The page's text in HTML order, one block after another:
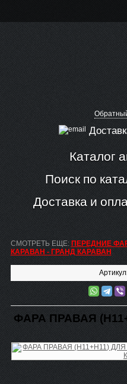
Каталог
Поиск по
Доставка и
СМОТРЕТЬ ЕЩЕ: ПЕРЕДНИЕ
КАРАВАН - ГРАНД КАРАВАН
ФАРА ПРАВАЯ